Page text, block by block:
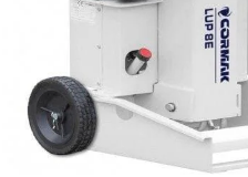
Клацніть, щоб збільшити